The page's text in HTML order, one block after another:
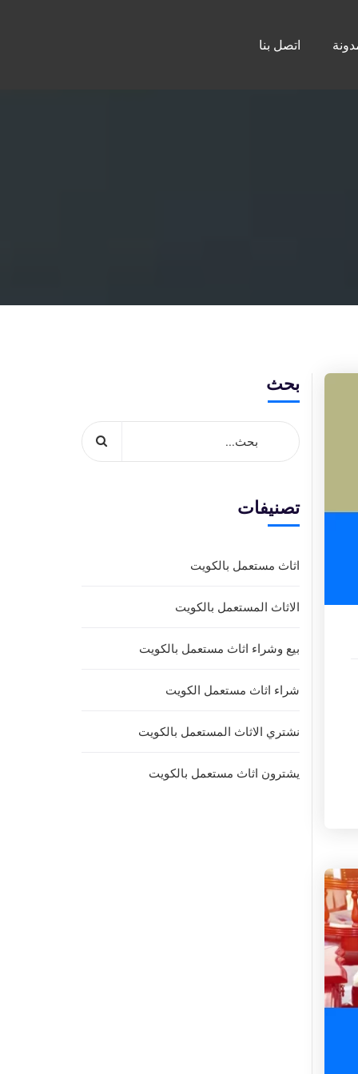
اتصل بنا
بحث
تصنيفات
اثاث مستعمل بالكويت
الاثاث المستعمل بالكويت
بيع وشراء اثاث مستعمل بالكويت
شراء اثاث مستعمل الكويت
نشتري الاثاث المستعمل بالكويت
يشترون اثاث مستعمل بالكويت